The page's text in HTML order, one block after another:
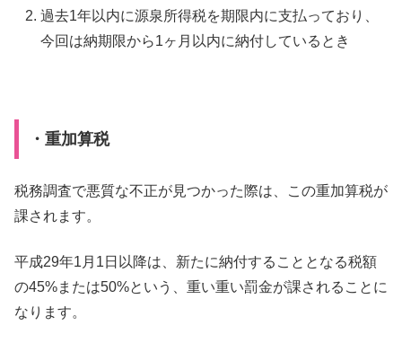
過去1年以内に源泉所得税を期限内に支払っており、
今回は納期限から1ヶ月以内に納付しているとき
・重加算税
税務調査で悪質な不正が見つかった際は、この重加算税が
課されます。
平成29年1月1日以降は、新たに納付することとなる税額
の45%または50%という、重い重い罰金が課されることに
なります。